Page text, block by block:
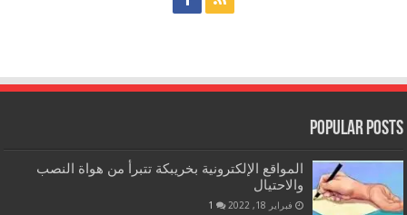
Popular Posts
المواقع الإلكترونية بخريبكة تتبرأ من هواة النصب
والاحتيال
فبراير 18, 2022 1